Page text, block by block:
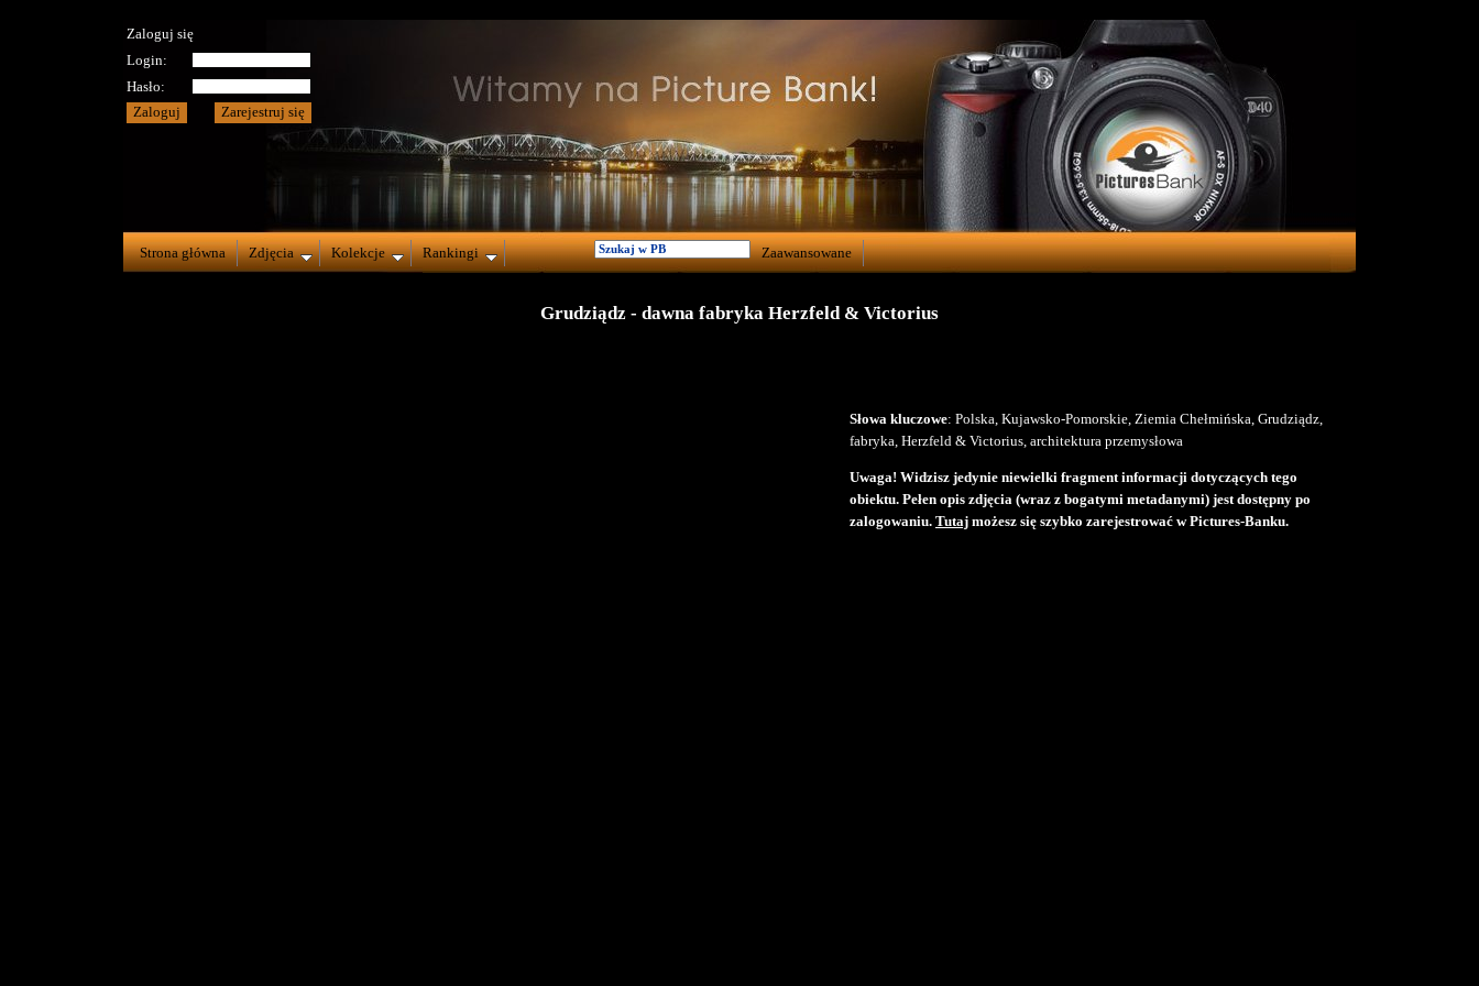
Zaloguj się
Login:
Hasło:
Strona główna Zdjęcia Kolekcje Rankingi Zaawansowane
Grudziądz - dawna fabryka Herzfeld & Victorius
Słowa kluczowe: Polska, Kujawsko-Pomorskie, Ziemia Chełmińska, Grudziądz,
fabryka, Herzfeld & Victorius, architektura przemysłowa
Uwaga! Widzisz jedynie niewielki fragment informacji dotyczących tego
obiektu. Pełen opis zdjęcia (wraz z bogatymi metadanymi) jest dostępny po
zalogowaniu. Tutaj możesz się szybko zarejestrować w Pictures-Banku.